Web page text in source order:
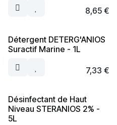
8,65€
Détergent DETERG'ANIOS
Suractif Marine - 1L
7,33 €
Désinfectant de Haut
Niveau STERANIOS 2% -
5L